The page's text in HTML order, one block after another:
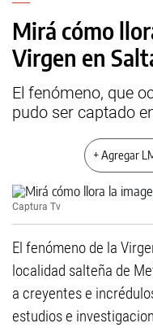
Mirá cómo
Virgen en
El fenómeno, que
pudo ser captado
+ Agregar
Captura Tv
El fenómeno de la
localidad salteña de
a creyentes e
estudios e